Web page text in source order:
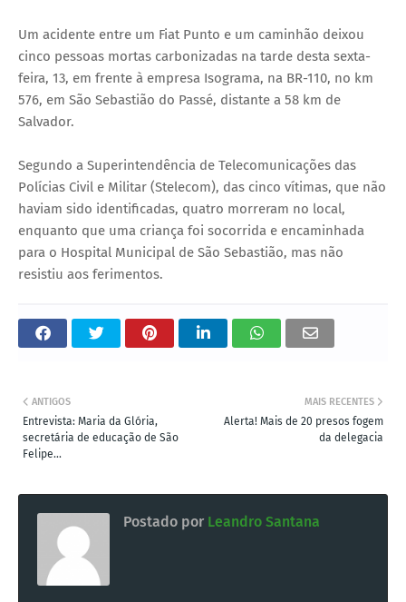
Um acidente entre um Fiat Punto e um caminhão deixou
cinco pessoas mortas carbonizadas na tarde desta sexta-
feira, 13, em frente à empresa Isograma, na BR-110, no km
576, em São Sebastião do Passé, distante a 58 km de
Salvador.
Segundo a Superintendência de Telecomunicações das
Polícias Civil e Militar (Stelecom), das cinco vítimas, que não
haviam sido identificadas, quatro morreram no local,
enquanto que uma criança foi socorrida e encaminhada
para o Hospital Municipal de São Sebastião, mas não
resistiu aos ferimentos.
MAIS RECENTES
Alerta! Mais de 20 presos fogem
da delegacia
ANTIGOS
Entrevista: Maria da Glória,
secretária de educação de São
Felipe...
Postado por Leandro Santana